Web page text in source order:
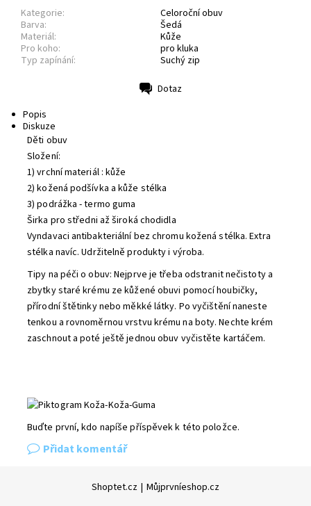
Kategorie:
Celoroční obuv
Barva:
Šedá
Materiál:
Kůže
Pro koho:
pro kluka
Typ zapínání:
Suchý zip
Dotaz
Popis
Diskuze
Děti obuv
Složení:
1) vrchní materiál : kůže
2) kožená podšívka a kůže stélka
3) podrážka - termo guma
Širka pro středni až široká chodidla
Vyndavaci antibakteriální bez chromu kožená stélka. Extra
stélka navíc. Udržitelně produkty i výroba.
Tipy na péči o obuv: Nejprve je třeba odstranit nečistoty a
zbytky staré krému ze kůžené obuvi pomocí houbičky,
přírodní štětinky nebo měkké látky. Po vyčištění naneste
tenkou a rovnoměrnou vrstvu krému na boty. Nechte krém
zaschnout a poté ještě jednou obuv vyčistěte kartáčem.
Buďte první, kdo napíše příspěvek k této položce.
Přidat komentář
Shoptet.cz | Můjprvníeshop.cz